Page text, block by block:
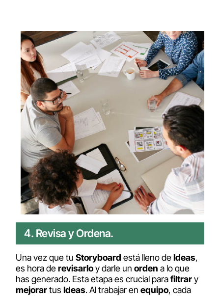
4. Revisa y Ordena.
Una vez que tu Storyboard está lleno deIdeas,
es hora derevisarloy darle un orden a lo que
has generado. Esta etapa es crucial parafiltrary
mejorartus Ideas. Al trabajar en equipo, cada